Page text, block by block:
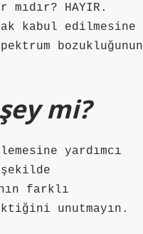
HAYIR.
kabul edilmesine
bozukluğunun
mi?
yardımcı
farklı
unutmayın.